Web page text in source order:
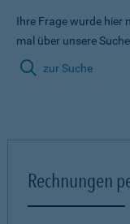
Ihre Frage wurde hier
mal über unsere
zur Suche
Rechnungen